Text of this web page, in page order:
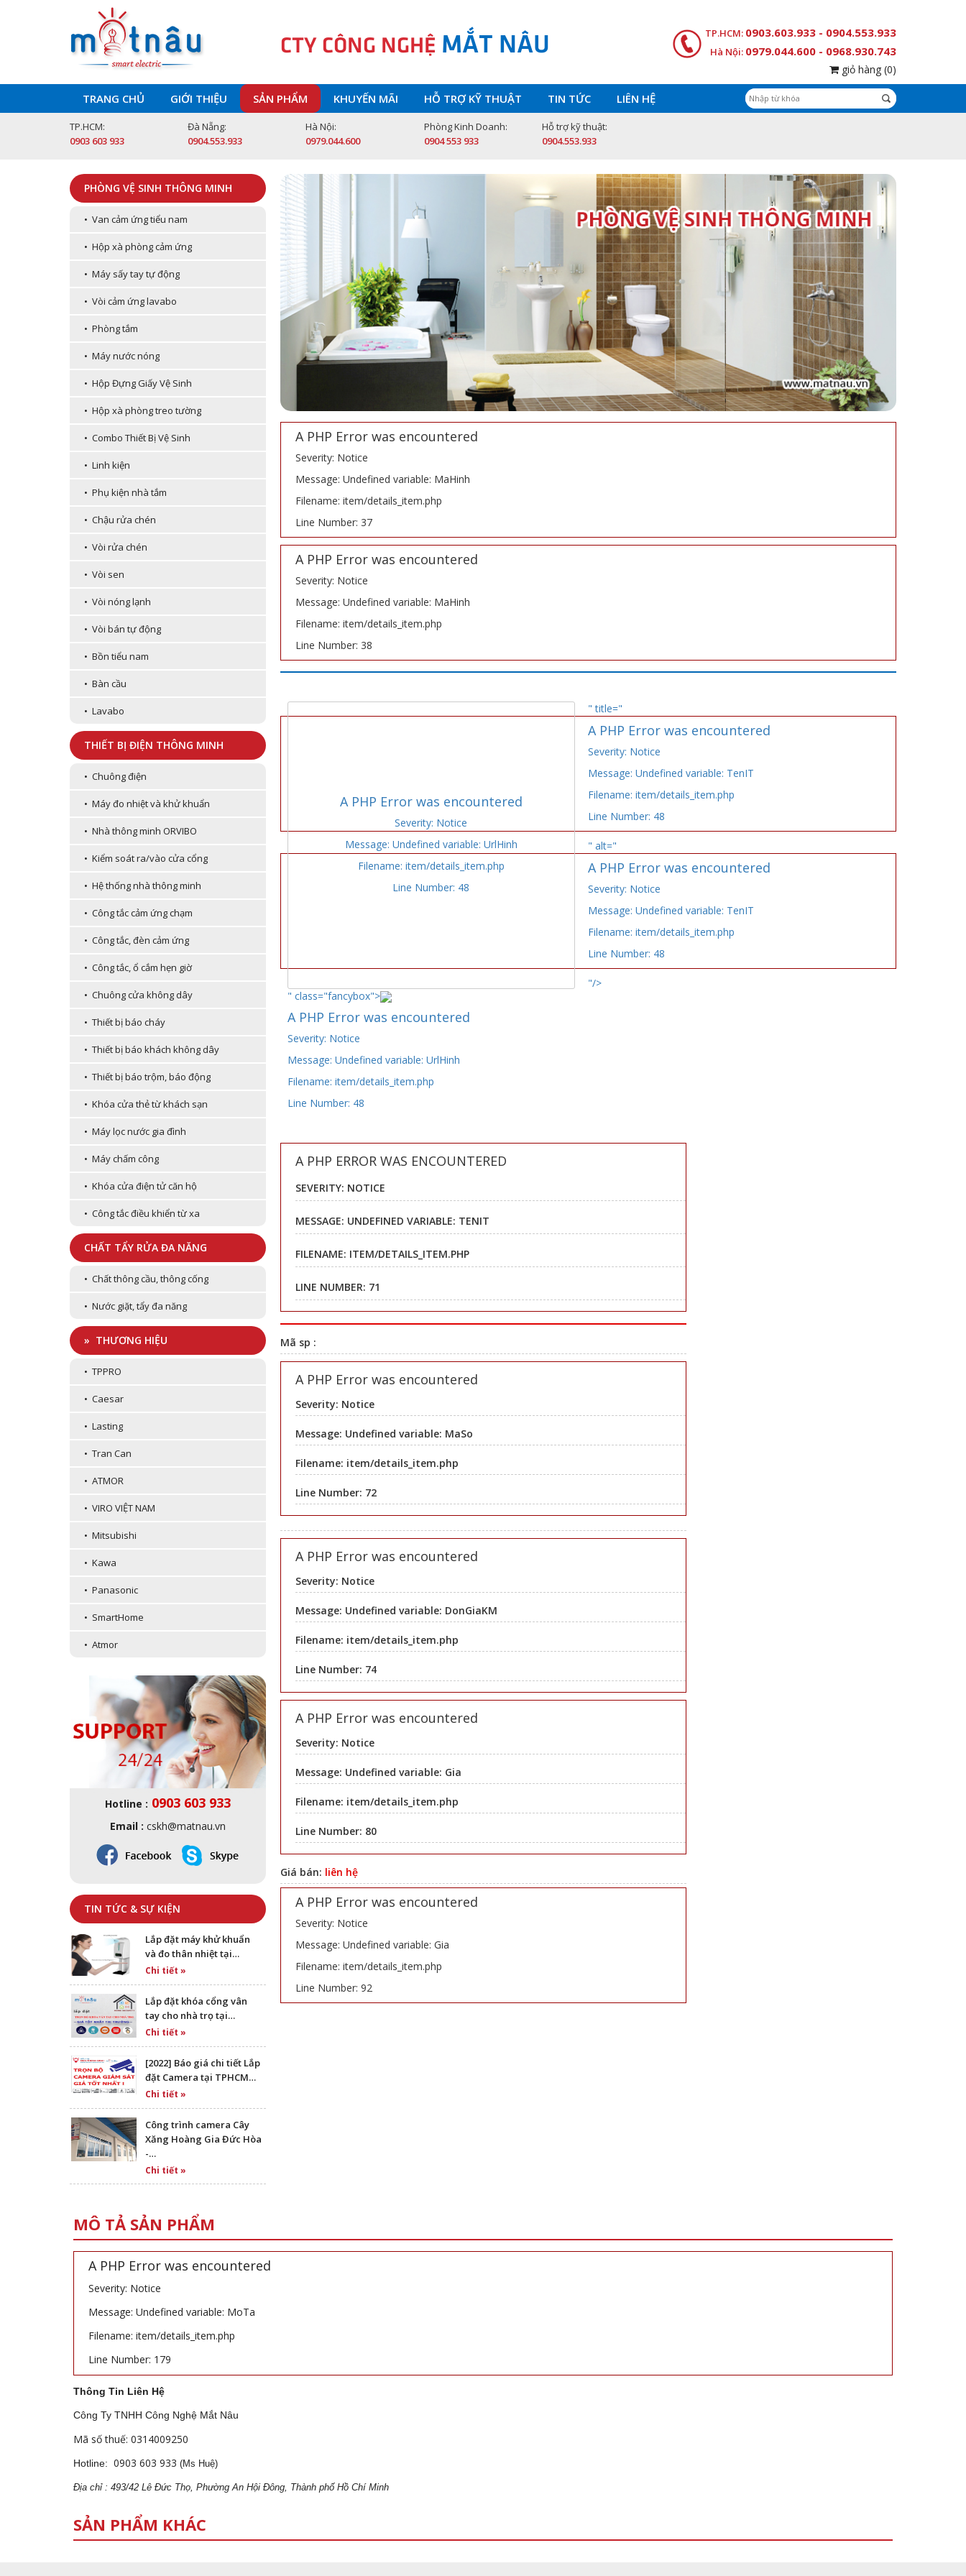
CTY CÔNG NGHỆ MẮT NÂU TP.HCM: 0903.603.933 - 0904.553.933
Hà Nội: 0979.044.600 - 0968.930.743
giỏ hàng (0)
TRANG CHỦ GIỚI THIỆU SẢN PHẨM KHUYẾN MÃI HỖ TRỢ KỸ THUẬT TIN TỨC LIÊN HỆ
TP.HCM:
0903 603 933
Đà Nẵng:
0904.553.933
Hà Nội:
0979.044.600
Phòng Kinh Doanh:
0904 553 933
Hỗ trợ kỹ thuật:
0904.553.933
PHÒNG VỆ SINH THÔNG MINH
• Van cảm ứng tiểu nam
• Hộp xà phòng cảm ứng
• Máy sấy tay tự động
• Vòi cảm ứng lavabo
• Phòng tắm
• Máy nước nóng
• Hộp Đựng Giấy Vệ Sinh
• Hộp xà phòng treo tường
• Combo Thiết Bị Vệ Sinh
• Linh kiện
• Phụ kiện nhà tắm
• Chậu rửa chén
• Vòi rửa chén
• Vòi sen
• Vòi nóng lạnh
• Vòi bán tự động
• Bồn tiểu nam
• Bàn cầu
• Lavabo
THIẾT BỊ ĐIỆN THÔNG MINH
• Chuông điện
• Máy đo nhiệt và khử khuẩn
• Nhà thông minh ORVIBO
• Kiểm soát ra/vào cửa cổng
• Hệ thống nhà thông minh
• Công tắc cảm ứng chạm
• Công tắc, đèn cảm ứng
• Công tắc, ổ cắm hẹn giờ
• Chuông cửa không dây
• Thiết bị báo cháy
• Thiết bị báo khách không dây
• Thiết bị báo trộm, báo động
• Khóa cửa thẻ từ khách sạn
• Máy lọc nước gia đình
• Máy chấm công
• Khóa cửa điện tử căn hộ
• Công tắc điều khiển từ xa
CHẤT TẨY RỬA ĐA NĂNG
• Chất thông cầu, thông cống
• Nước giặt, tẩy đa năng
» THƯƠNG HIỆU
• TPPRO
• Caesar
• Lasting
• Tran Can
• ATMOR
• VIRO VIỆT NAM
• Mitsubishi
• Kawa
• Panasonic
• SmartHome
• Atmor
Hotline : 0903 603 933
Email : cskh@matnau.vn
TIN TỨC & SỰ KIỆN
Lắp đặt máy khử khuẩn
và đo thân nhiệt tại…
Chi tiết »
Lắp đặt khóa cổng vân
tay cho nhà trọ tại…
Chi tiết »
[2022] Báo giá chi tiết Lắp
đặt Camera tại TPHCM…
Chi tiết »
Công trình camera Cây
Xăng Hoàng Gia Đức Hòa
-…
Chi tiết »
A PHP Error was encountered
Severity: Notice
Message: Undefined variable: MaHinh
Filename: item/details_item.php
Line Number: 37
A PHP Error was encountered
Severity: Notice
Message: Undefined variable: MaHinh
Filename: item/details_item.php
Line Number: 38
A PHP Error was encountered
Severity: Notice
Message: Undefined variable: UrlHinh
Filename: item/details_item.php
Line Number: 48
" class="fancybox">
A PHP Error was encountered
Severity: Notice
Message: Undefined variable: UrlHinh
Filename: item/details_item.php
Line Number: 48
" title="
A PHP Error was encountered
Severity: Notice
Message: Undefined variable: TenIT
Filename: item/details_item.php
Line Number: 48
" alt="
A PHP Error was encountered
Severity: Notice
Message: Undefined variable: TenIT
Filename: item/details_item.php
Line Number: 48
"/>
A PHP ERROR WAS ENCOUNTERED
SEVERITY: NOTICE
MESSAGE: UNDEFINED VARIABLE: TENIT
FILENAME: ITEM/DETAILS_ITEM.PHP
LINE NUMBER: 71
Mã sp :
A PHP Error was encountered
Severity: Notice
Message: Undefined variable: MaSo
Filename: item/details_item.php
Line Number: 72
A PHP Error was encountered
Severity: Notice
Message: Undefined variable: DonGiaKM
Filename: item/details_item.php
Line Number: 74
A PHP Error was encountered
Severity: Notice
Message: Undefined variable: Gia
Filename: item/details_item.php
Line Number: 80
Giá bán: liên hệ
A PHP Error was encountered
Severity: Notice
Message: Undefined variable: Gia
Filename: item/details_item.php
Line Number: 92
MÔ TẢ SẢN PHẨM
A PHP Error was encountered
Severity: Notice
Message: Undefined variable: MoTa
Filename: item/details_item.php
Line Number: 179
Thông Tin Liên Hệ
Công Ty TNHH Công Nghệ Mắt Nâu
Mã số thuế: 0314009250
Hotline: 0903 603 933 (Ms Huệ)
Địa chỉ : 493/42 Lê Đức Thọ, Phường An Hội Đông, Thành phố Hồ Chí Minh
SẢN PHẨM KHÁC